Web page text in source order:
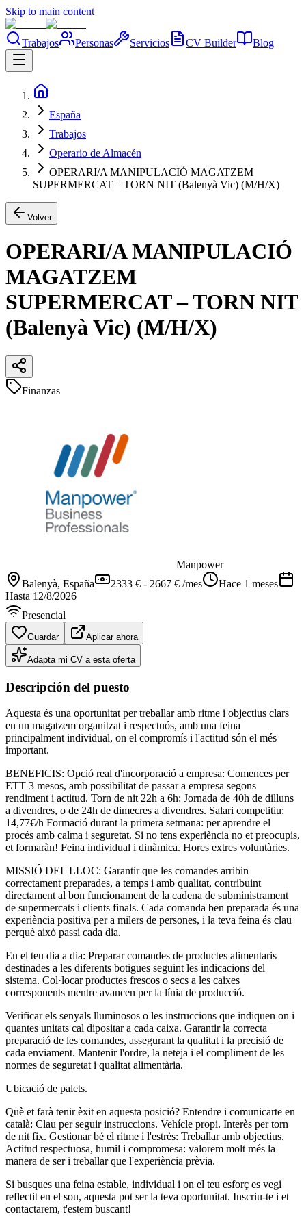
Skip to main content
Trabajos Personas Servicios CV Builder Blog
España
Trabajos
Operario de Almacén
OPERARI/A MANIPULACIÓ MAGATZEM
SUPERMERCAT – TORN NIT (Balenyà Vic) (M/H/X)
Volver
OPERARI/A MANIPULACIÓ
MAGATZEM
SUPERMERCAT – TORN NIT
(Balenyà Vic) (M/H/X)
Finanzas
Manpower
Balenyà, España 2333 € - 2667 € /mes
Hace 1 meses
Hasta 12/8/2026
Presencial
Guardar Aplicar ahora
Adapta mi CV a esta oferta
Descripción del puesto
Aquesta és una oportunitat per treballar amb ritme i objectius clars
en un magatzem organitzat i respectuós, amb una feina
principalment individual, on el compromís i l'actitud són el més
important.
BENEFICIS: Opció real d'incorporació a empresa: Comences per
ETT 3 mesos, amb possibilitat de passar a empresa segons
rendiment i actitud. Torn de nit 22h a 6h: Jornada de 40h de dilluns
a divendres, o de 24h de dimecres a divendres. Salari competitiu:
14,77€/h Formació durant la primera setmana: per aprendre el
procés amb calma i seguretat. Si no tens experiència no et preocupis,
et formaràn! Feina individual i dinàmica. Hores extres voluntàries.
MISSIÓ DEL LLOC: Garantir que les comandes arribin
correctament preparades, a temps i amb qualitat, contribuint
directament al bon funcionament de la cadena de subministrament
de supermercats i clients finals. Cada comanda ben preparada és una
experiència positiva per a milers de persones, i la teva feina és clau
perquè això passi cada dia.
En el teu dia a dia: Preparar comandes de productes alimentaris
destinades a les diferents botigues seguint les indicacions del
sistema. Col·locar productes frescos o secs a les caixes
corresponents mentre avancen per la línia de producció.
Verificar els senyals lluminosos o les instruccions que indiquen on i
quantes unitats cal dipositar a cada caixa. Garantir la correcta
preparació de les comandes, assegurant la qualitat i la precisió de
cada enviament. Mantenir l'ordre, la neteja i el compliment de les
normes de seguretat i qualitat alimentària.
Ubicació de palets.
Què et farà tenir èxit en aquesta posició? Entendre i comunicarte en
català: Clau per seguir instruccions. Vehícle propi. Interès per torn
de nit fix. Gestionar bé el ritme i l'estrès: Treballar amb objectius.
Actitud respectuosa, humil i compromesa: valorem molt més la
manera de ser i treballar que l'experiència prèvia.
Si busques una feina estable, individual i on el teu esforç es vegi
reflectit en el sou, aquesta pot ser la teva oportunitat. Inscriu-te i et
contactarem, t'estem buscant!